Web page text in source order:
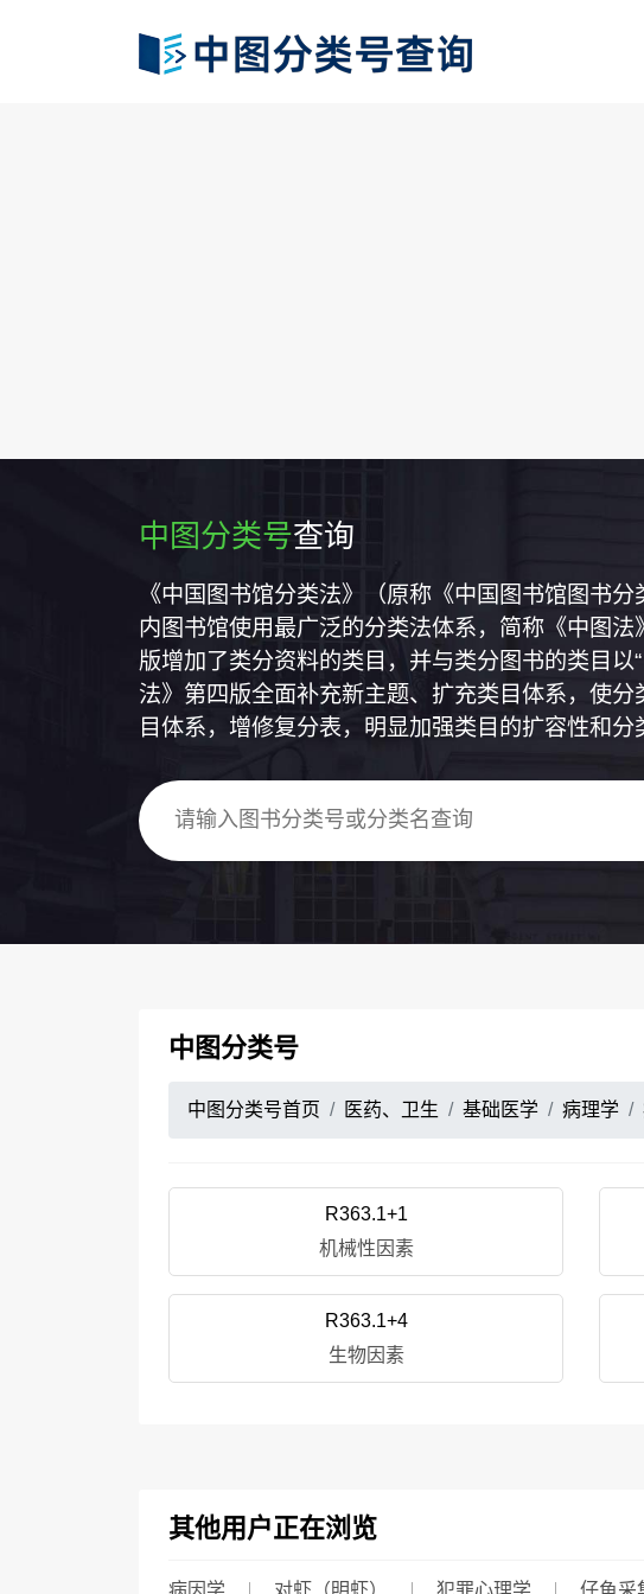
中图分类号查询
《中国图书馆分类法》（原称《中国图书馆图书
内图书馆使用最广泛的分类法体系，简称《中图
版增加了类分资料的类目，并与类分图书的类目
法》第四版全面补充新主题、扩充类目体系，使
目体系，增修复分表，明显加强类目的扩容性和分
中图分类号
中图分类号首页 医药、卫生 基础医学 病理学
R363.1+1
机械性因素
R363.1+4
生物因素
其他用户正在浏览
病因学 对虾（明虾） 犯罪心理学 仔鱼采